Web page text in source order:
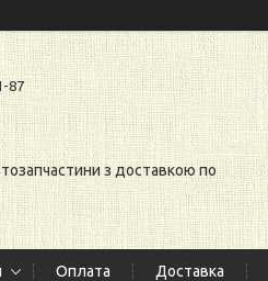
87
з доставкою по
Оплата Доставка